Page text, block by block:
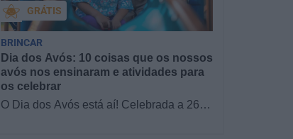
Dia dos Avós: 10 coisas que os nossos
avós nos ensinaram e atividades para
os celebrar
O Dia dos Avós está aí! Celebrada a 26
GRÁTIS
BRINCAR